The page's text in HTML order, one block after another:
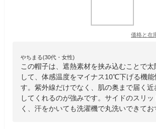
価格と在
やちまる(30代・女性)
この帽子は、遮熱素材を挟み込むことで太
して、体感温度をマイナス10℃下げる機能
す。紫外線だけでなく、肌の奥まで届く近
してくれるのが強みです。サイドのスリッ
く、汗をかいても洗濯機で丸洗いできてお